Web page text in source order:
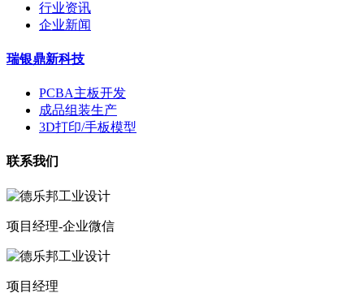
行业资讯
企业新闻
瑞银鼎新科技
PCBA主板开发
成品组装生产
3D打印/手板模型
联系我们
项目经理-企业微信
项目经理